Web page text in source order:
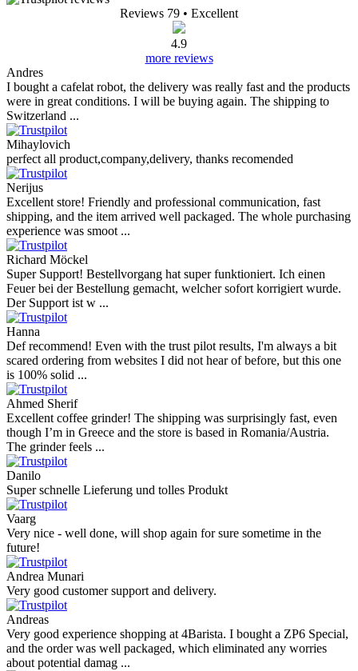
Reviews 79 • Excellent
4.9
more reviews
Andres
I bought a cafelat robot, the delivery was really fast and the products
were in great conditions. I will be buying again. The shipping to
Switzerland ...
Mihaylovich
perfect all product,company,delivery, thanks recomended
Nerijus
Excellent store! Friendly and professional communication, fast
shipping, and the item arrived well packaged. The whole purchasing
experience was smoot ...
Richard Möckel
Super Support! Bestellvorgang hat super funktioniert. Ich einen
Feuer bei der Bestellung gemacht, welcher sofort korrigiert wurde.
Der Support ist w ...
Hanna
Def recommend! Even with the trust pilot results, I'm always a bit
scared ordering from websites I did not hear of before, but this one
is 100% solid ...
Ahmed Sherif
Excellent coffee grinder! The shipping was surprisingly fast, even
though I’m in Greece and the store is based in Romania/Austria.
The grinder feels ...
Danilo
Super schnelle Lieferung und tolles Produkt
Vaarg
Very nice - well done, will shop again for sure sometime in the
future!
Andrea Munari
Very good customer support and delivery.
Andreas
Very good experience shopping at 4Barista. I bought a ZP6 Special,
and the order was well packaged, which eliminated any worries
about potential damag ...